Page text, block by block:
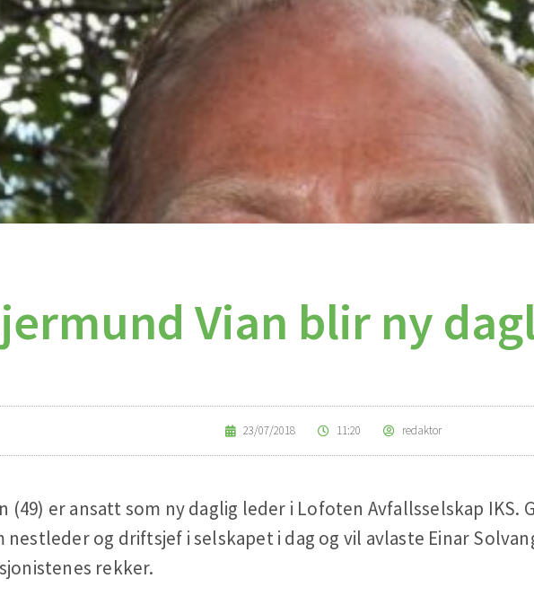
Vian blir ny
23/07/2018 11:20 redaktor
(49) er ansatt som ny daglig leder i Lofoten Avfallsselskap IKS.
og driftsjef i selskapet i dag og vil avlaste Einar
rekker.